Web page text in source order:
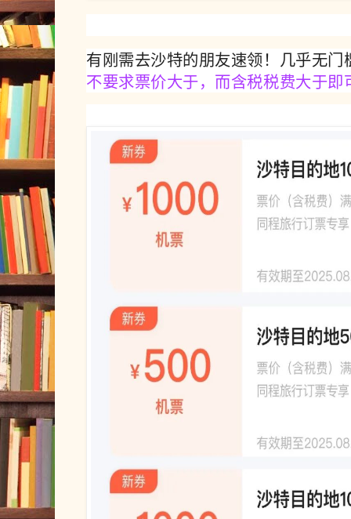
有刚需去沙特的朋友速领！ 几乎无门
不要求票价大于，而含税税费大于即